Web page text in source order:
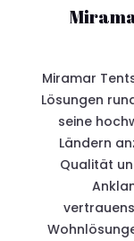
Miramar
Lösungen
seine
Ländern
Qualität